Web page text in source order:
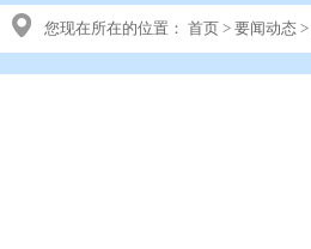
您现在所在的位置： 首页 > 要闻动态 >